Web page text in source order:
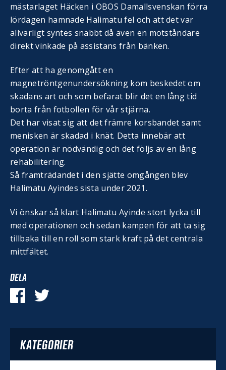
mästarlaget Häcken i OBOS Damallsvenskan förra
lördagen hamnade Halimatu fel och att det var
allvarligt syntes snabbt då även en motståndare
direkt vinkade på assistans från bänken.
Efter att ha genomgått en
magnetröntgenundersökning kom beskedet om
skadans art och som befarat blir det en lång tid
borta från fotbollen för vår stjärna.
Det har visat sig att det främre korsbandet samt
menisken är skadad i knät. Detta innebär att
operation är nödvändig och det följs av en lång
rehabilitering.
Så framträdandet i den sjätte omgången blev
Halimatu Ayindes sista under 2021.
Vi önskar så klart Halimatu Ayinde stort lycka till
med operationen och sedan kampen för att ta sig
tillbaka till en roll som stark kraft på det centrala
mittfältet.
DELA
KATEGORIER